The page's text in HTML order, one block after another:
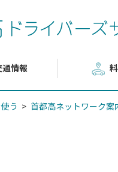
通情報
う 首都高ネットワーク案